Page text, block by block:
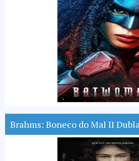
Brahms: Boneco do Mal II